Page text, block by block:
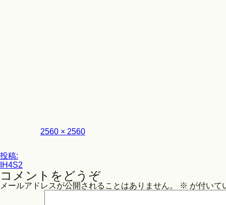
フ
2560 × 2560
投
稿
ナ
ビ
投稿:
IH4S2
コメントをどうぞ
メールアドレスが公開されることはありません。 ※ が付いて